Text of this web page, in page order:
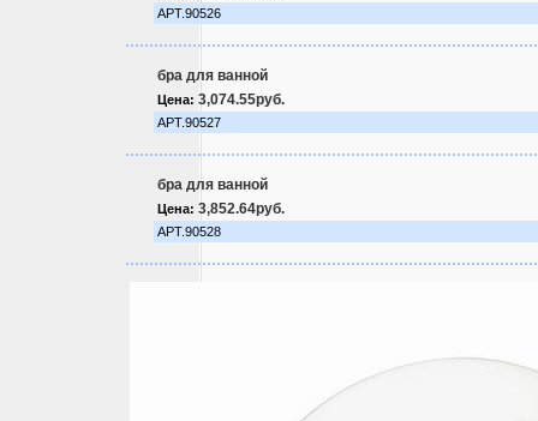
АРТ.90526
бра для ванной
Цена: 3,074.55руб.
АРТ.90527
бра для ванной
Цена: 3,852.64руб.
АРТ.90528